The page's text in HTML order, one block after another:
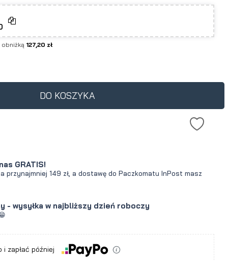
127,20 zł
DO KOSZYKA
GRATIS!
przynajmniej 149 zł, a dostawę do Paczkomatu InPost masz
- wysyłka w najbliższy dzień roboczy
i zapłać później